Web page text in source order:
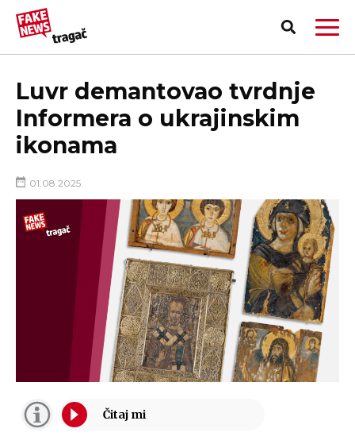
PRIJAVI LAŽNU VEST!
Luvr demantovao tvrdnje
Informera o ukrajinskim
ikonama
01.08.2025.